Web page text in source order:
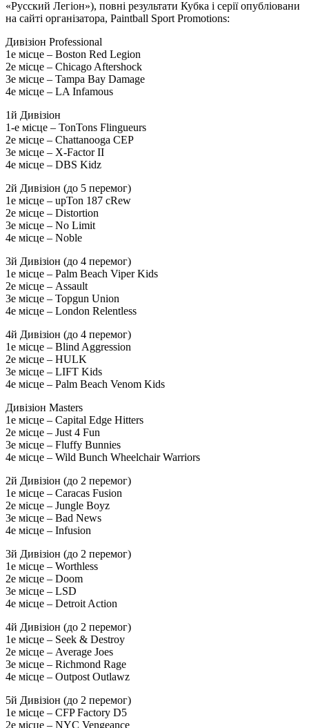
«Русский Легіон»), повні результати Кубка і серії опубліовани
на сайті організатора, Paintball Sport Promotions:
Дивізіон Professional
1е місце – Boston Red Legion
2е місце – Chicago Aftershock
3е місце – Tampa Bay Damage
4е місце – LA Infamous
1й Дивізіон
1-е місце – TonTons Flingueurs
2е місце – Chattanooga CEP
3е місце – X-Factor II
4е місце – DBS Kidz
2й Дивізіон (до 5 перемог)
1е місце – upTon 187 cRew
2е місце – Distortion
3е місце – No Limit
4е місце – Noble
3й Дивізіон (до 4 перемог)
1е місце – Palm Beach Viper Kids
2е місце – Assault
3е місце – Topgun Union
4е місце – London Relentless
4й Дивізіон (до 4 перемог)
1е місце – Blind Aggression
2е місце – HULK
3е місце – LIFT Kids
4е місце – Palm Beach Venom Kids
Дивізіон Masters
1е місце – Capital Edge Hitters
2е місце – Just 4 Fun
3е місце – Fluffy Bunnies
4е місце – Wild Bunch Wheelchair Warriors
2й Дивізіон (до 2 перемог)
1е місце – Caracas Fusion
2е місце – Jungle Boyz
3е місце – Bad News
4е місце – Infusion
3й Дивізіон (до 2 перемог)
1е місце – Worthless
2е місце – Doom
3е місце – LSD
4е місце – Detroit Action
4й Дивізіон (до 2 перемог)
1е місце – Seek & Destroy
2е місце – Average Joes
3е місце – Richmond Rage
4е місце – Outpost Outlawz
5й Дивізіон (до 2 перемог)
1е місце – CFP Factory D5
2е місце – NYC Vengeance